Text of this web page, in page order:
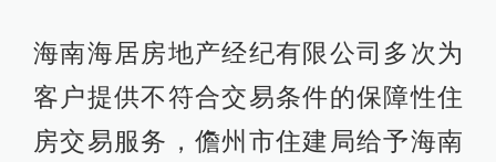
海南海居房地产经纪有限公司多次为
客户提供不符合交易条件的保障性住
房交易服务，儋州市住建局给予海南